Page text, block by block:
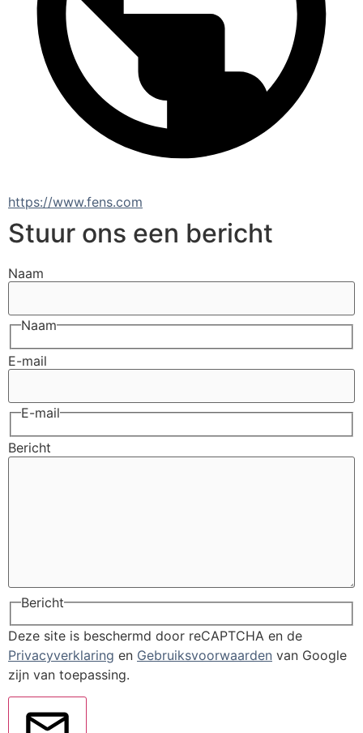
https://www.fens.com
Stuur ons een bericht
Naam
Naam
E-mail
E-mail
Bericht
Bericht
Deze site is beschermd door reCAPTCHA en de
Privacyverklaring en Gebruiksvoorwaarden van Google
zijn van toepassing.